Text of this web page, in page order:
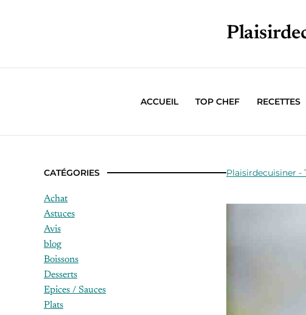
ACCUEIL TOP CHEF RECETTES
Plaisirdecuisiner -
CATÉGORIES
Achat
Astuces
Avis
blog
Boissons
Desserts
Epices / Sauces
Plats